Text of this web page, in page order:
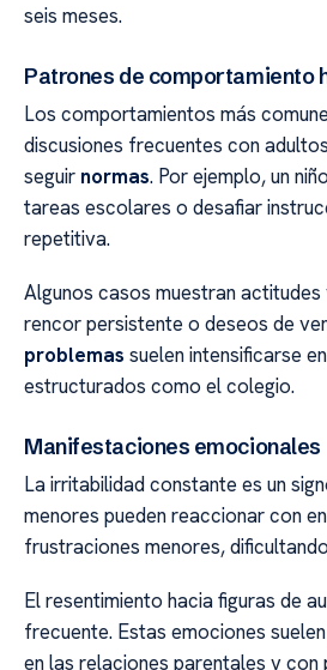
seis meses.
Patrones de comportamiento
Los comportamientos más
discusiones frecuentes con
seguir normas. Por ejemplo, un
tareas escolares o desafiar
repetitiva.
Algunos casos muestran
rencor persistente o deseos de
problemas suelen intensificarse
estructurados como el colegio.
Manifestaciones emocionales
La irritabilidad constante es un
menores pueden reaccionar con
frustraciones menores,
El resentimiento hacia figuras de
frecuente. Estas emociones
en las relaciones parentales y